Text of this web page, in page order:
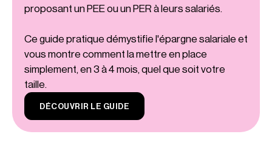
proposant un PEE ou un PER à leurs salariés.
Ce guide pratique démystifie l'épargne salariale et
vous montre comment la mettre en place
simplement, en 3 à 4 mois, quel que soit votre
taille.
DÉCOUVRIR LE GUIDE